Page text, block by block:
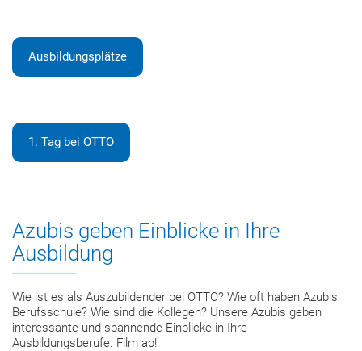
Ausbildungsplätze
1. Tag bei OTTO
Azubis geben Einblicke in Ihre
Ausbildung
Wie ist es als Auszubildender bei OTTO? Wie oft haben Azubis
Berufsschule? Wie sind die Kollegen? Unsere Azubis geben
interessante und spannende Einblicke in Ihre
Ausbildungsberufe. Film ab!